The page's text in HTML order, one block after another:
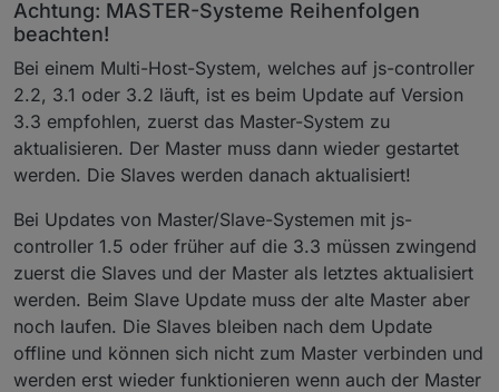
Achtung: MASTER-Systeme Reihenfolgen
beachten!
Bei einem Multi-Host-System, welches auf js-controller
2.2, 3.1 oder 3.2 läuft, ist es beim Update auf Version
3.3 empfohlen, zuerst das Master-System zu
aktualisieren. Der Master muss dann wieder gestartet
werden. Die Slaves werden danach aktualisiert!
Bei Updates von Master/Slave-Systemen mit js-
controller 1.5 oder früher auf die 3.3 müssen zwingend
zuerst die Slaves und der Master als letztes aktualisiert
werden. Beim Slave Update muss der alte Master aber
noch laufen. Die Slaves bleiben nach dem Update
offline und können sich nicht zum Master verbinden und
werden erst wieder funktionieren wenn auch der Master